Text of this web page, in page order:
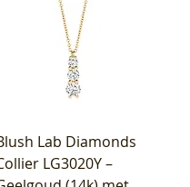
Lab Diamonds
LG3020Y –